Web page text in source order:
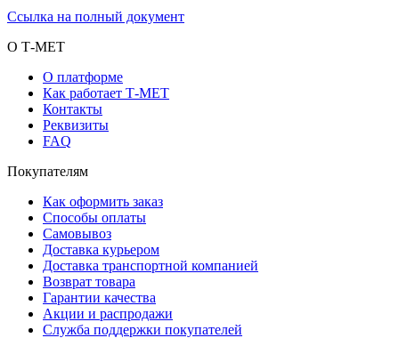
Ссылка на полный документ
О Т-МЕТ
О платформе
Как работает Т-МЕТ
Контакты
Реквизиты
FAQ
Покупателям
Как оформить заказ
Способы оплаты
Самовывоз
Доставка курьером
Доставка транспортной компанией
Возврат товара
Гарантии качества
Акции и распродажи
Служба поддержки покупателей